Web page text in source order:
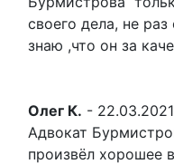
своего дела, не
знаю ,что он за
Олег К. - 22.03.2021
Адвокат
произвёл хорошее